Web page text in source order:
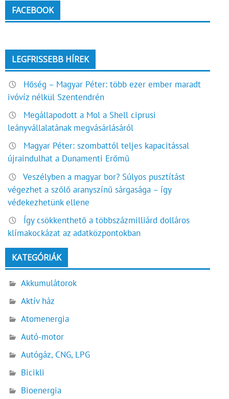
FACEBOOK
LEGFRISSEBB HÍREK
Hőség – Magyar Péter: több ezer ember maradt
ivóvíz nélkül Szentendrén
Megállapodott a Mol a Shell ciprusi
leányvállalatának megvásárlásáról
Magyar Péter: szombattól teljes kapacitással
újraindulhat a Dunamenti Erőmű
Veszélyben a magyar bor? Súlyos pusztítást
végezhet a szőlő aranyszínű sárgasága – így
védekezhetünk ellene
Így csökkenthető a többszázmilliárd dolláros
klímakockázat az adatközpontokban
KATEGÓRIÁK
Akkumulátorok
Aktív ház
Atomenergia
Autó-motor
Autógáz, CNG, LPG
Bicikli
Bioenergia